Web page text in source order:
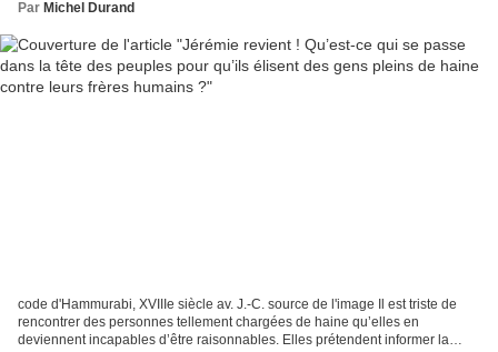
Par Michel Durand
code d'Hammurabi, XVIIIe siècle av. J.-C. source de l'image Il est triste de
rencontrer des personnes tellement chargées de haine qu’elles en
deviennent incapables d’être raisonnables. Elles prétendent informer la